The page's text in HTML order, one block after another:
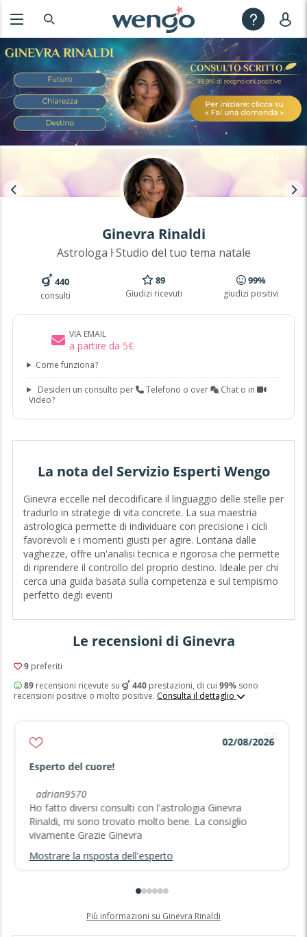
Ginevra Rinaldi
Astrologa ŀ Studio del tuo tema natale
440
consulti
89
Giudizi ricevuti
99%
giudizi positivi
VIA EMAIL
a partire da 5€
Come funziona?
Desideri un consulto per Telefono o over
Chat o in
Video?
La nota del Servizio Esperti Wengo
Ginevra eccelle nel decodificare il linguaggio delle stelle per
tradurlo in strategie di vita concrete. La sua maestria
astrologica permette di individuare con precisione i cicli
favorevoli e i momenti giusti per agire. Lontana dalle
vaghezze, offre un'analisi tecnica e rigorosa che permette
di riprendere il controllo del proprio destino. Ideale per chi
cerca una guida basata sulla competenza e sul tempismo
perfetto degli eventi
Le recensioni di Ginevra
9preferiti
89recensioni ricevute su 440prestazioni, di cui 99%sono
recensioni positive o molto positive. Consulta il dettaglio
Esperto del cuore!
02/08/2026
adrian9570
Ho fatto diversi consulti con l'astrologia Ginevra
Rinaldi, mi sono trovato molto bene. La consiglio
vivamente Grazie Ginevra
Mostrare la risposta dell'esperto
Più informazioni su Ginevra Rinaldi